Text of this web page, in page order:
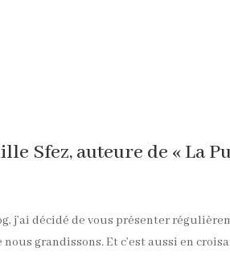
Sfez, auteure de « La
j’ai décidé de vous présenter
grandissons. Et c’est aussi en